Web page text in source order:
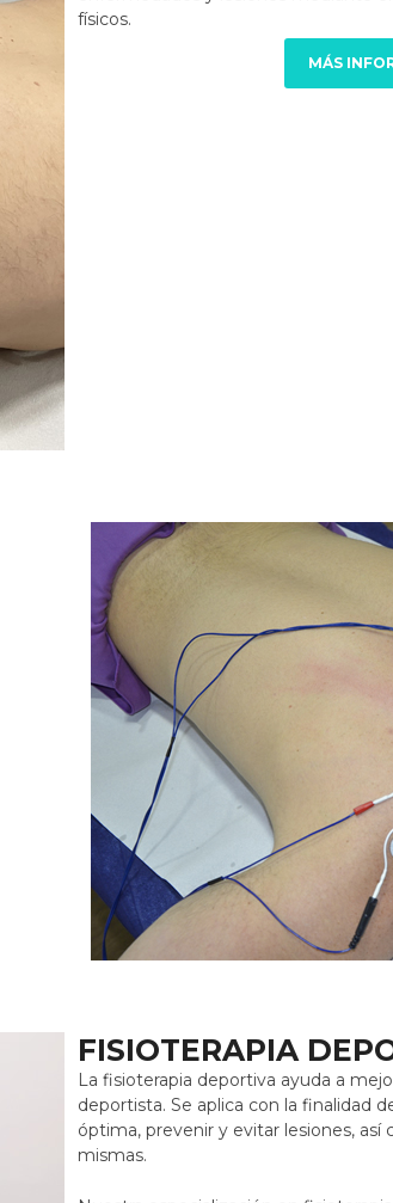
físicos.
MÁS
FISIOTERAPIA
La fisioterapia deportiva ayuda a
deportista. Se aplica con la finalidad
óptima, prevenir y evitar lesiones, así
mismas.